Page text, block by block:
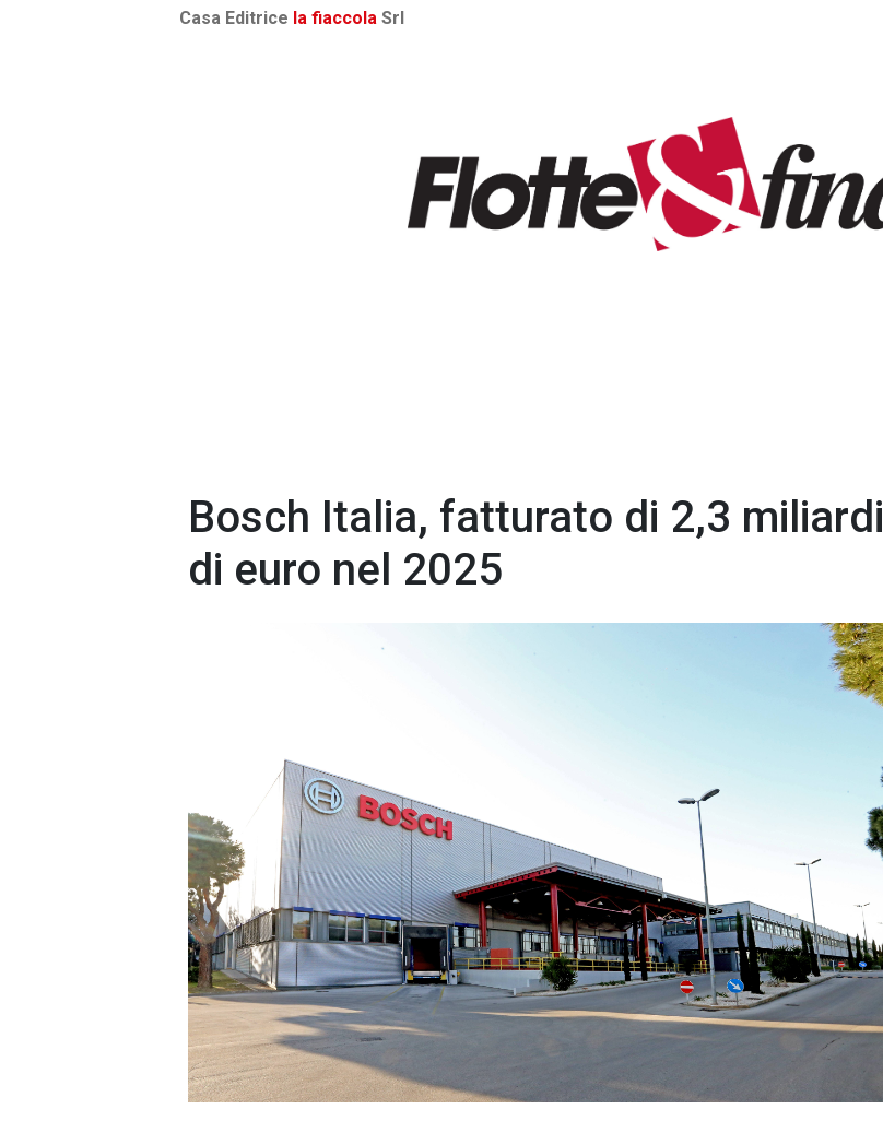
Casa Editrice la fiaccola Srl
Bosch Italia, fatturato di 2,3 miliardi
di euro nel 2025